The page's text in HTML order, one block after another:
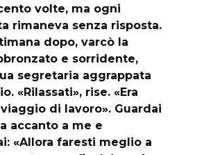
volte, ma ogni
rimaneva senza risposta.
dopo, varcò la
e sorridente,
segretaria aggrappata
«Rilassati», rise. «Era
di lavoro». Guardai
accanto a me e
«Allora faresti meglio a